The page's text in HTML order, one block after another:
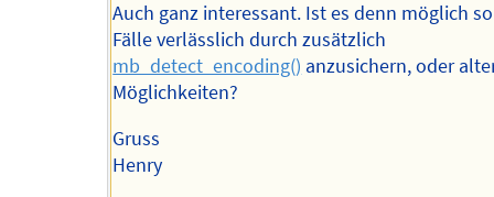
Auch ganz interessant. Ist es denn möglich
Fälle verlässlich durch zusätzlich
mb_detect_encoding() anzusichern, oder
Möglichkeiten?
Gruss
Henry